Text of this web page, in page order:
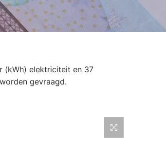
(kWh) elektriciteit en 37
gevraagd.